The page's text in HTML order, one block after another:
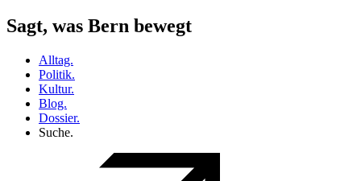
Sagt, was Bern bewegt
Alltag.
Politik.
Kultur.
Blog.
Dossier.
Suche.